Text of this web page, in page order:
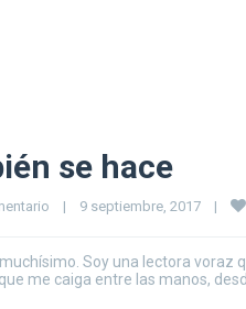
se hace
| 9 septiembre, 2017 |
Soy una lectora voraz
me caiga entre las manos,